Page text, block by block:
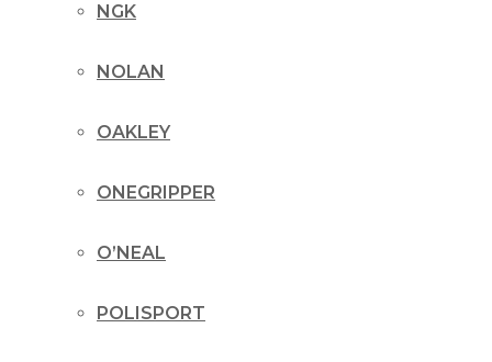
NGK
NOLAN
OAKLEY
ONEGRIPPER
O’NEAL
POLISPORT